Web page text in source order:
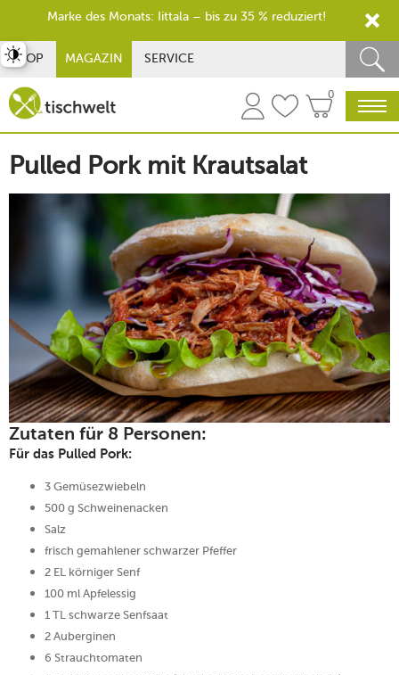
SHOP MAGAZIN SERVICE
0
Pulled Pork mit Krautsalat
Zutaten für 8 Personen:
Für das Pulled Pork:
3 Gemüsezwiebeln
500 g Schweinenacken
Salz
frisch gemahlener schwarzer Pfeffer
2 EL körniger Senf
100 ml Apfelessig
1 TL schwarze Senfsaat
2 Auberginen
6 Strauchtomaten
umschalten
Marke des Monats: Iittala – bis zu 35 % reduziert!